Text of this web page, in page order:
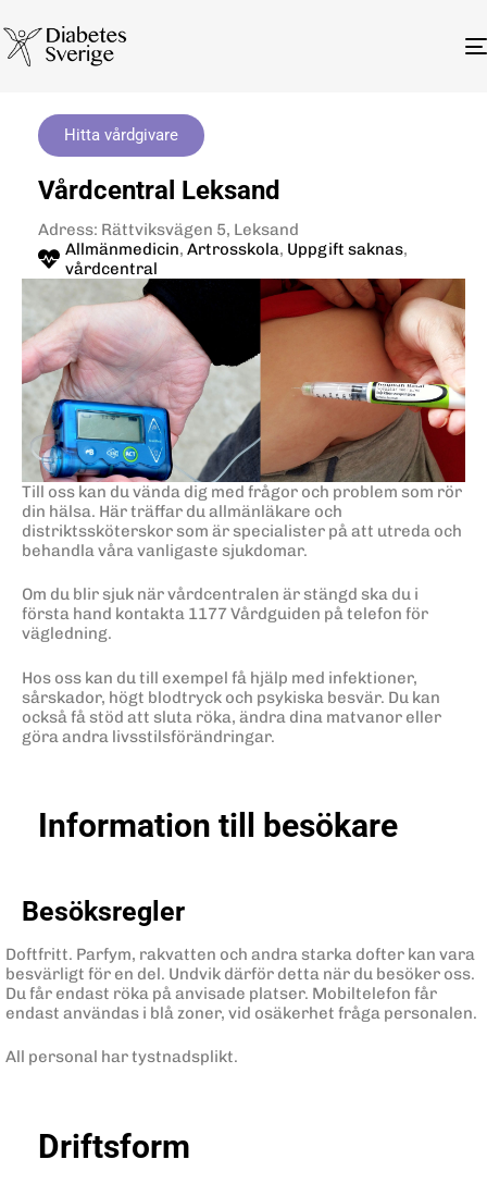
Hitta vårdgivare
Vårdcentral Leksand
Adress: Rättviksvägen 5, Leksand
Allmänmedicin, Artrosskola, Uppgift saknas,
vårdcentral
Till oss kan du vända dig med frågor och problem som rör
din hälsa. Här träffar du allmänläkare och
distriktssköterskor som är specialister på att utreda och
behandla våra vanligaste sjukdomar.
Om du blir sjuk när vårdcentralen är stängd ska du i
första hand kontakta 1177 Vårdguiden på telefon för
vägledning.
Hos oss kan du till exempel få hjälp med infektioner,
sårskador, högt blodtryck och psykiska besvär. Du kan
också få stöd att sluta röka, ändra dina matvanor eller
göra andra livsstilsförändringar.
Information till besökare
Besöksregler
Doftfritt. Parfym, rakvatten och andra starka dofter kan vara
besvärligt för en del. Undvik därför detta när du besöker oss.
Du får endast röka på anvisade platser. Mobiltelefon får
endast användas i blå zoner, vid osäkerhet fråga personalen.
All personal har tystnadsplikt.
Driftsform